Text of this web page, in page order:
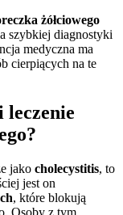
żółciowego
szybkiej diagnostyki
medyczna ma
cierpiących na te
leczenie
jako cholecystitis, to
jest on
, które blokują
Osoby z tym